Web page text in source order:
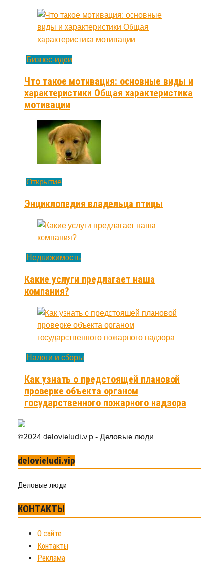
Бизнес-идеи
Что такое мотивация: основные виды и
характеристики Общая характеристика
мотивации
Открытие
Энциклопедия владельца птицы
Недвижимость
Какие услуги предлагает наша
компания?
Налоги и сборы
Как узнать о предстоящей плановой
проверке объекта органом
государственного пожарного надзора
©2024 delovieludi.vip - Деловые люди
delovieludi.vip
Деловые люди
КОНТАКТЫ
О сайте
Контакты
Реклама